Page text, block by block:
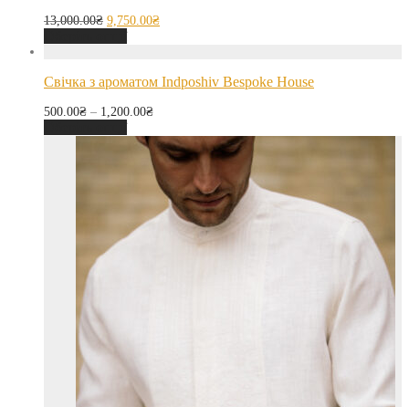
13,000.00₴ 9,750.00₴
Свічка з ароматом Indposhiv Bespoke House
500.00₴ – 1,200.00₴